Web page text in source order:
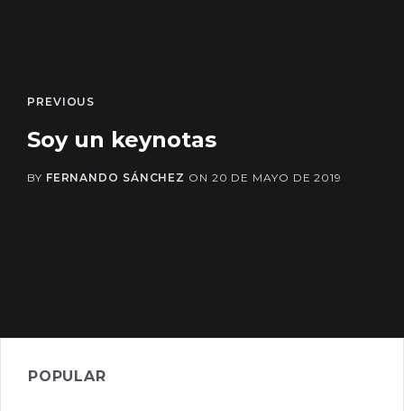
PREVIOUS
Soy un keynotas
BY FERNANDO SÁNCHEZ ON 20 DE MAYO DE 2019
POPULAR